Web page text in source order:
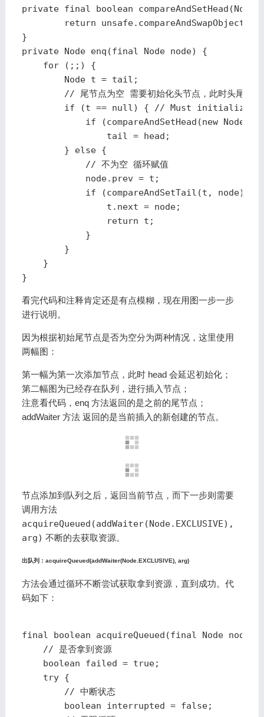
private final boolean compareAndSetHead(Node
return
}
private Node enq(final Node node) {
    for (;;) {
        Node t = tail;
// 尾节点为空 需要初始化头节点，此时头尾节点
        if (t == null) { // Must initialize
if (compareAndSetHead(new
                tail = head;
        } else {
            // 不为空 循环赋值
            node.prev = t;
            if (compareAndSetTail(t, node)) {
                t.next = node;
                return t;
            }
        }
    }
}
看完代码和注释肯定还是有点模糊，现在用图一步一步
进行说明。
因为根据初始尾节点是否为空分为两种情况，这里使用
两幅图：
第一幅为第一次添加节点，此时 head 会延迟初始化；
第二幅图为已经存在队列，进行插入节点；
注意看代码，enq 方法返回的是之前的尾节点 ；
addWaiter 方法 返回的是当前插入的新创建的节点。
节点添加到队列之后，返回当前节点，而下一步则需要
调用方法
acquireQueued(addWaiter(Node.EXCLUSIVE),
arg) 不断的去获取资源。
出队列：acquireQueued(addWaiter(Node.EXCLUSIVE), arg)
方法会通过循环不断尝试获取拿到资源，直到成功。代
码如下：
final boolean acquireQueued(final Node
    // 是否拿到资源
    boolean failed = true;
    try {
        // 中断状态
        boolean interrupted = false;